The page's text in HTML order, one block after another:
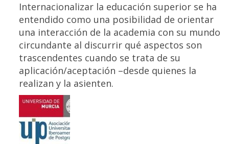
Internacionalizar la educación superior se ha
entendido como una posibilidad de orientar
una interacción de la academia con su mundo
circundante al discurrir qué aspectos son
trascendentes cuando se trata de su
aplicación/aceptación –desde quienes la
realizan y la asienten.